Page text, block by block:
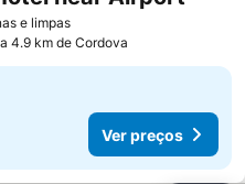
e limpasVer preços
4.9 km de Cordova
Ver preços